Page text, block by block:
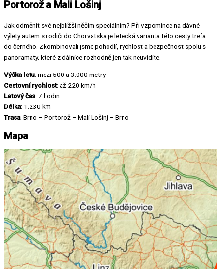
Portorož a Mali Lošinj
Jak odměnit své nejbližší něčím speciálním? Při vzpomínce na dávné
výlety autem s rodiči do Chorvatska je letecká varianta této cesty trefa
do černého. Zkombinovali jsme pohodlí, rychlost a bezpečnost spolu s
panoramaty, které z dálnice rozhodně jen tak neuvidíte.
Výška letu: mezi 500 a 3.000 metry
Cestovní rychlost: až 220 km/h
Letový čas: 7 hodin
Délka: 1.230 km
Trasa: Brno – Portorož – Mali Lošinj – Brno
Mapa